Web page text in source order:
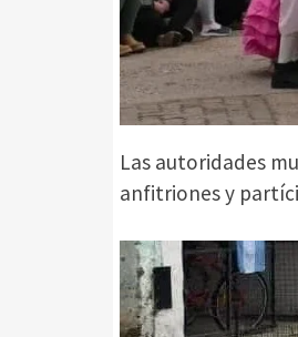
Las autoridades
anfitriones y